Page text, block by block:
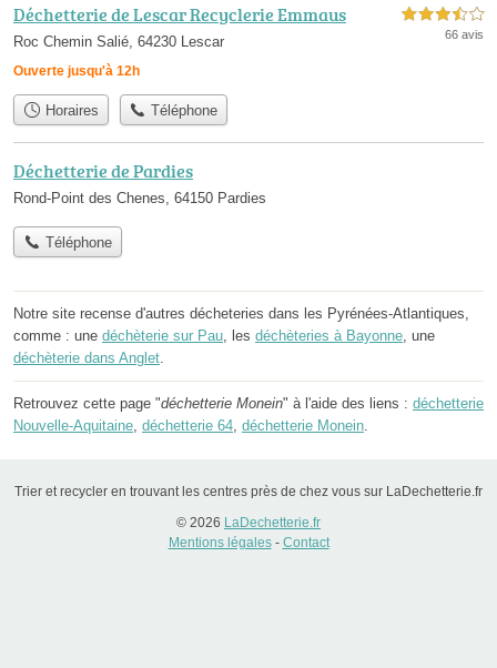
Déchetterie de Lescar Recyclerie Emmaus
Roc Chemin Salié, 64230 Lescar
Ouverte jusqu'à 12h
3,5 étoiles sur 5
66 avis
Horaires Téléphone
Déchetterie de Pardies
Rond-Point des Chenes, 64150 Pardies
Téléphone
Notre site recense d'autres décheteries dans les Pyrénées-Atlantiques,
comme : une déchèterie sur Pau, les déchèteries à Bayonne, une
déchèterie dans Anglet.
Retrouvez cette page "déchetterie Monein" à l'aide des liens : déchetterie
Nouvelle-Aquitaine, déchetterie 64, déchetterie Monein.
Trier et recycler en trouvant les centres près de chez vous sur LaDechetterie.fr
© 2026 LaDechetterie.fr
Mentions légales- Contact